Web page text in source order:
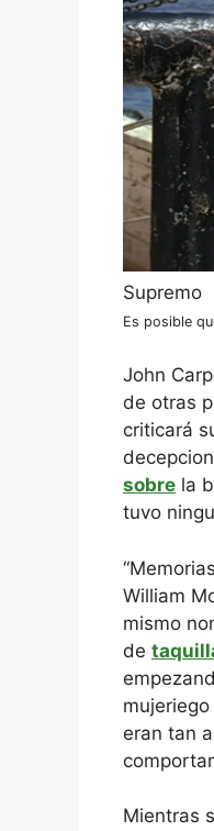
Supremo
Es posible
John
de otras
criticará
sobre la
tuvo
William
mismo
de
mujeriego
eran tan
Mientras